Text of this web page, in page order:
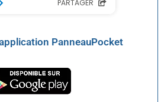
PanneauPocket